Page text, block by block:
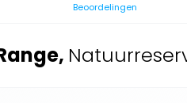
Beoordelingen
,